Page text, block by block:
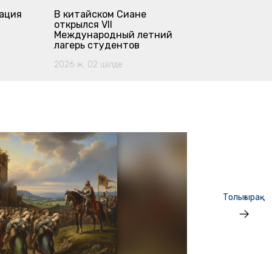
В китайском Сиане
открылся VII
Международный летний
лагерь студентов
2026 ж. 02 шілде
Толығырақ